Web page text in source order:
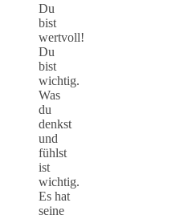
Du
bist
wertvoll!
Du
bist
wichtig.
Was
du
denkst
und
fühlst
ist
wichtig.
Es hat
seine